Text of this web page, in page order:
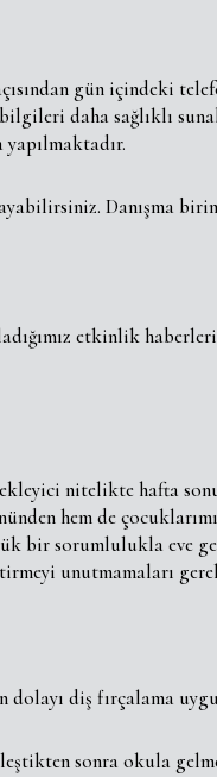
gün içindeki
daha sağlıklı
Danışma
etkinlik
nitelikte hafta
hem de
bir sorumlulukla
unutmamaları
diş fırçalama
sonra okula